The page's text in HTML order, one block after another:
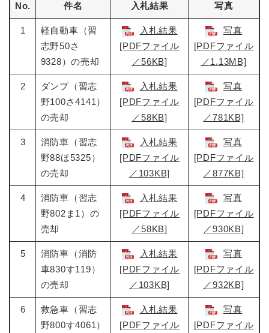
No. 件名 入札結果 写真
1
軽自動車（習
志野50さ
9328）の売却
入札結果
[PDFファイル
／56KB]
写真
[PDFファイル
／1.13MB]
2
ダンプ（習志
野100さ4141）
の売却
入札結果
[PDFファイル
／58KB]
写真
[PDFファイル
／781KB]
3
消防車（習志
野88ほ5325）
の売却
入札結果
[PDFファイル
／103KB]
写真
[PDFファイル
／877KB]
4
消防車（習志
野802ま1）の
売却
入札結果
[PDFファイル
／58KB]
写真
[PDFファイル
／930KB]
5
消防車（消防
車830す119）
の売却
入札結果
[PDFファイル
／103KB]
写真
[PDFファイル
／932KB]
6
救急車（習志
野800す4061）
入札結果
[PDFファイル
写真
[PDFファイル